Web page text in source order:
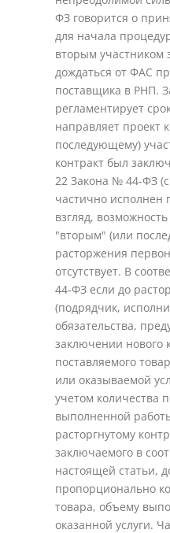
ФЗ говорится о
для начала
вторым участником
дождаться от ФАС
поставщика в РНП.
регламентирует
направляет проект
последующему)
контракт был
22 Закона № 44-ФЗ
частично исполнен
взгляд,
"вторым" (или
расторжения
отсутствует. В
44-ФЗ если до
(подрядчик,
обязательства,
заключении нового
поставляемого
или оказываемой
учетом количества
выполненной
расторгнутому
заключаемого в
настоящей статьи,
пропорционально
товара, объему
оказанной услуги.